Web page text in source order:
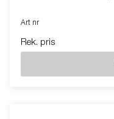
Art nr
Rek. pris